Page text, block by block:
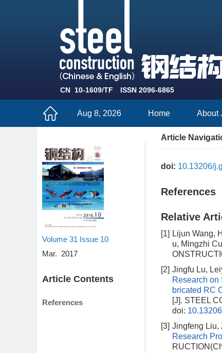
CN 10-1609/TF ISSN 2096-6865
Aug 8, 2026 Home About
Volume 31 Issue 10
Mar. 2017
Article Contents
References
Article
doi: 10.13206/
References
Relative
[1] Lijun Wang,
u, Mingzhi
[2] Jingfu Lu,
Research on
bricated RC
[J]. STEEL
doi:
[3] Jingfeng Liu,
Research